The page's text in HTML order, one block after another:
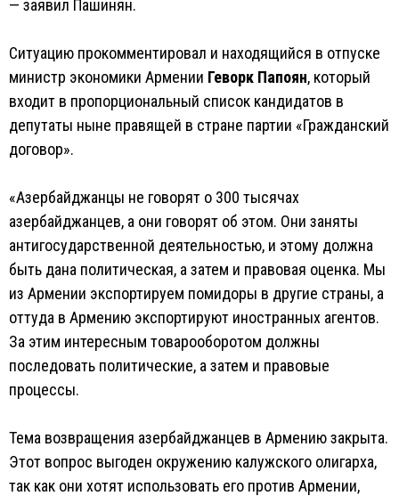
— заявил Пашинян.
Ситуацию прокомментировал и находящийся в отпуске
министр экономики Армении Геворк Папоян, который
входит в пропорциональный список кандидатов в
депутаты ныне правящей в стране партии «Гражданский
договор».
«Азербайджанцы не говорят о 300 тысячах
азербайджанцев, а они говорят об этом. Они заняты
антигосударственной деятельностью, и этому должна
быть дана политическая, а затем и правовая оценка. Мы
из Армении экспортируем помидоры в другие страны, а
оттуда в Армению экспортируют иностранных агентов.
За этим интересным товарооборотом должны
последовать политические, а затем и правовые
процессы.
Тема возвращения азербайджанцев в Армению закрыта.
Этот вопрос выгоден окружению калужского олигарха,
так как они хотят использовать его против Армении,